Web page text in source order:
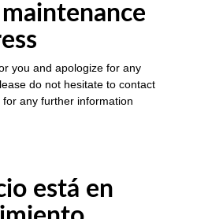
you and apologize for any
do not hesitate to contact
for any further information
está en